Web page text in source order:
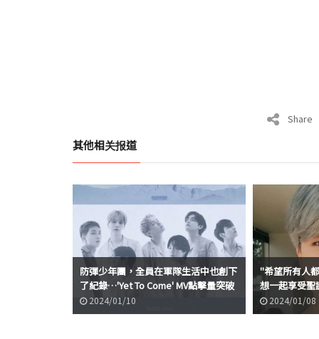
Share
其他相关报道
防彈少年團，全員在軍隊生活中也創下
了紀錄…'Yet To Come' MV點擊量突破
2億2024/01/10
"希望所有人
想一起享受聖
2024/01/08